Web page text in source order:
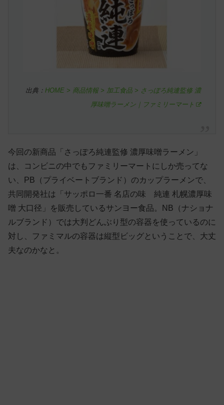
出典：HOME > 商品情報 > 加工食品 > さっぽろ純連監修 濃
厚味噌ラーメン｜ファミリーマート
今回の新商品「さっぽろ純連監修 濃厚味噌ラーメン」
は、コンビニの中でもファミリーマートにしか売ってな
い、PB（プライベートブランド）のカップラーメンで、
共同開発社は「サッポロ一番 名店の味 純連 札幌濃厚味
噌 大口径」を販売しているサンヨー食品。NB（ナショナ
ルブランド）では大判どんぶり型の容器を使っているのに
対し、ファミマルの容器は縦型ビッグということで、大丈
夫なのかなと。